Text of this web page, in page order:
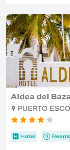
Aldea del
PUERTO ESCONDIDO
Hotel